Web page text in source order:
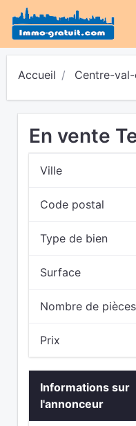
Accueil Centre-
En vente
Ville
Code postal
Type de bien
Surface
Nombre de pièces
Prix
Informations sur
l'annonceur